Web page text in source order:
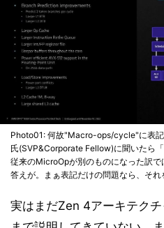
Photo01: 何故"Macro-ops/cycle"に表
氏(SVP&Corporate Fellow)に聞いたら
従来のMicroOpが別のものになった訳
答えが。まぁ表記だけの問題なら、それ
実はまだZen 4アーキテク